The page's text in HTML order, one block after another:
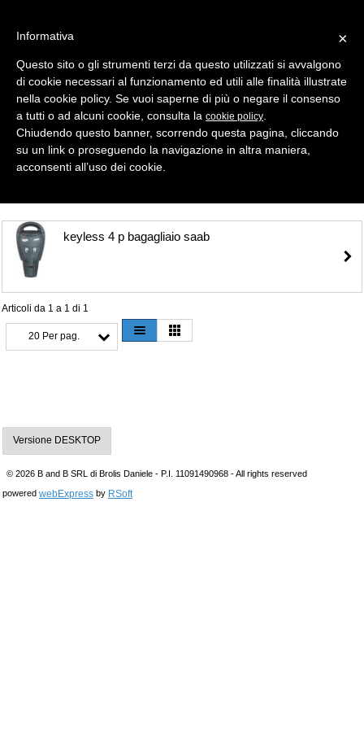
Selezione
Shell- Keys ( Gusci Auto ) > SAAB
keyless 4 p bagagliaio saab
Articoli da 1 a 1 di 1
20 Per pag.
Versione DESKTOP
© 2026 B and B SRL di Brolis Daniele - P.I. 11091490968 - All rights reserved
powered webExpress by RSoft
×
Informativa
Questo sito o gli strumenti terzi da questo utilizzati si avvalgono
di cookie necessari al funzionamento ed utili alle finalità illustrate
nella cookie policy. Se vuoi saperne di più o negare il consenso
a tutti o ad alcuni cookie, consulta la cookie policy
Chiudendo questo banner, scorrendo questa pagina, cliccando
su un link o proseguendo la navigazione in altra maniera,
acconsenti all’uso dei cookie.